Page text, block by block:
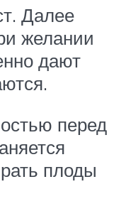
Далее
желании
дают
перед
плоды